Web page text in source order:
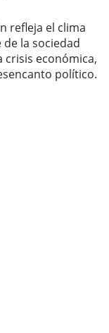
refleja el clima
la sociedad
crisis económica,
político.